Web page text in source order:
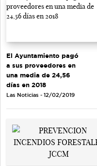
El Ayuntamiento pagó
a sus proveedores en
una media de 24,56
días en 2018
Las Noticias - 12/02/2019